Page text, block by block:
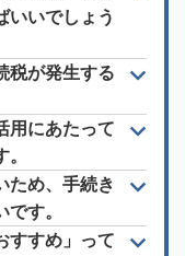
いいでしょう
税が発生する
用にあたって
ため、手続き
す。
すすめ」って